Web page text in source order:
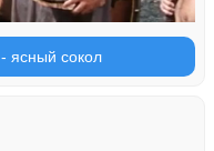
ясный сокол